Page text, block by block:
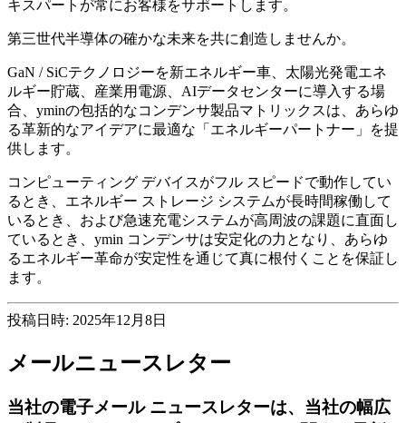
キスパートが常にお客様をサポ​​ートします。
第三世代半導体の確かな未来を共に創造しませんか。
GaN / SiCテクノロジーを新エネルギー車、太陽光発電エネ
ルギー貯蔵、産業用電源、AIデータセンターに導入する場
合、yminの包括的なコンデンサ製品マトリックスは、あらゆ
る革新的なアイデアに最適な「エネルギーパートナー」を提
供します。
コンピューティング デバイスがフル スピードで動作してい
るとき、エネルギー ストレージ システムが長時間稼働して
いるとき、および急速充電システムが高周波の課題に直面し
ているとき、ymin コンデンサは安定化の力となり、あらゆ
るエネルギー革命が安定性を通じて真に根付くことを保証し
ます。
投稿日時: 2025年12月8日
メールニュースレター
当社の電子メール ニュースレターは、当社の幅広